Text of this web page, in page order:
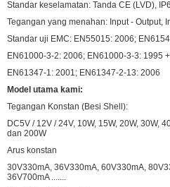
Standar keselamatan: Tanda CE (LVD),
Tegangan yang menahan: Input - Output,
Standar uji EMC: EN55015: 2006;
EN61000-3-2: 2006; EN61000-3-3: 1995
EN61347-1: 2001; EN61347-2-13: 2006
Model utama kami:
Tegangan Konstan (Besi Shell):
DC5V / 12V / 24V, 10W, 15W, 20W, 30W,
dan 200W
Arus konstan
30V330mA, 36V330mA, 60V330mA,
36V700mA .......